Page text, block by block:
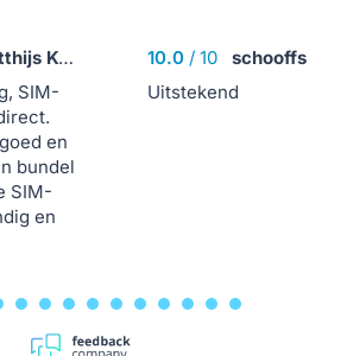
Kooijman
SIM-
en
bundel
SIM-
en
10.0 / 10
schooffs
Uitstekend